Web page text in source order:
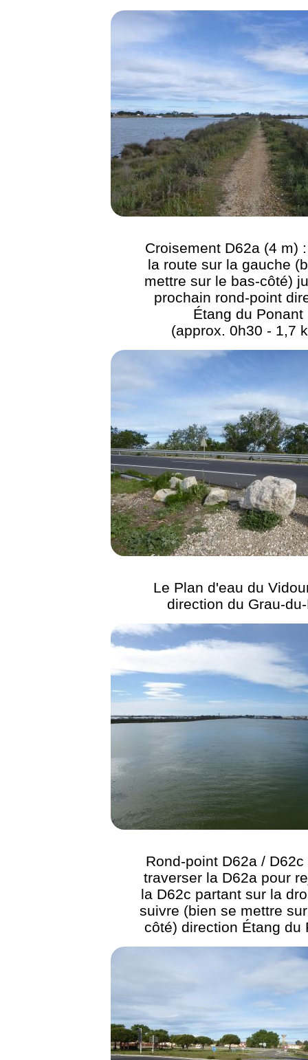
Croisement D62a (4 m)
la route sur la gauche
mettre sur le bas-côté)
prochain rond-point
Étang du Ponant
(approx. 0h30 - 1,7
Le Plan d'eau du
direction du Grau-
Rond-point D62a / D62c
traverser la D62a pour
la D62c partant sur la
suivre (bien se mettre
côté) direction Étang du